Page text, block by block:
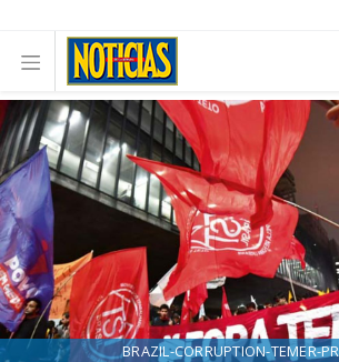
BRAZIL-CORRUPTION-TEMER-